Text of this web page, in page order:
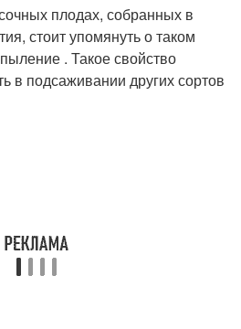
плодах, собранных в
стоит упомянуть о таком
. Такое свойство
в подсаживании других сортов